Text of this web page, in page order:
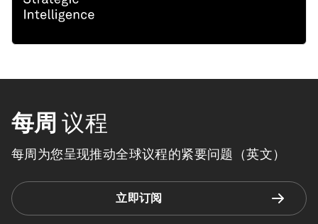
每周 议程
每周为您呈现推动全球议程的紧要问题（英文）
立即订阅